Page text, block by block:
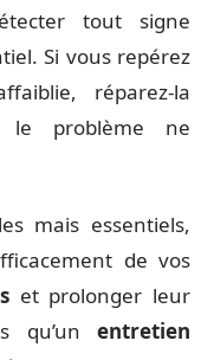
tout signe
Si vous repérez
réparez-la
le problème ne
mais essentiels,
de vos
et prolonger leur
qu’un entretien